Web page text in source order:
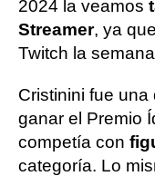
2024 la veamos
Streamer, ya
Twitch la
Cristinini fue una
ganar el Premio
competía con
categoría. Lo